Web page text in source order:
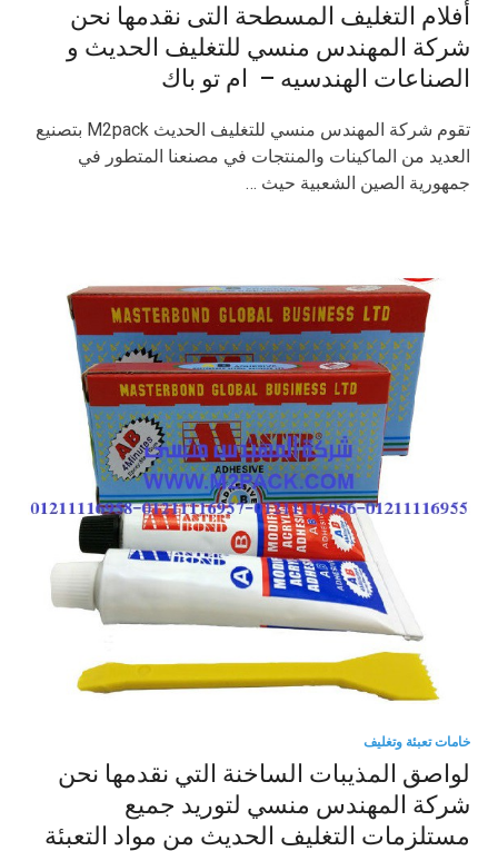
أفلام التغليف المسطحة التى نقدمها نحن
شركة المهندس منسي للتغليف الحديث و
الصناعات الهندسيه – ام تو باك
تقوم شركة المهندس منسي للتغليف الحديث M2pack بتصنيع
العديد من الماكينات والمنتجات في مصنعنا المتطور في
جمهورية الصين الشعبية حيث …
خامات تعبئة وتغليف
لواصق المذيبات الساخنة التي نقدمها نحن
شركة المهندس منسي لتوريد جميع
مستلزمات التغليف الحديث من مواد التعبئة